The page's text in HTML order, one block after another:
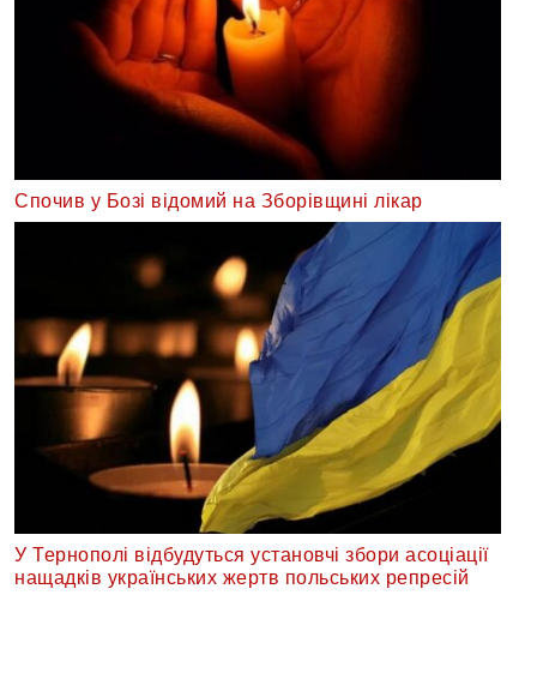
Спочив у Бозі відомий на Зборівщині лікар
У Тернополі відбудуться установчі збори асоціації
нащадків українських жертв польських репресій